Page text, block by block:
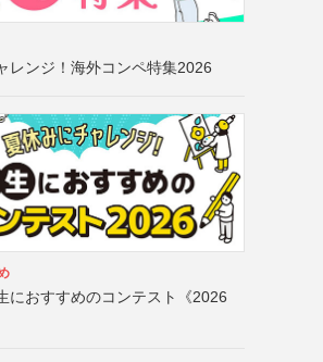
レンジ！海外コンペ特集2026
におすすめのコンテスト《2026